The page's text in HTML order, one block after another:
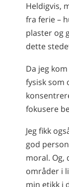
Heldigvis,
fra ferie –
plaster og
dette
Da jeg
fysisk som
fokusere
Jeg fikk
god
moral. Og,
områder i
min etikk i